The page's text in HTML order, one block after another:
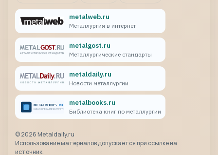
metalweb.ru
Металлургия в интернет
metalgost.ru
Металлургические стандарты
metaldaily.ru
Новости металлургии
metalbooks.ru
Библиотека книг по металлургии
©2026 Metaldaily.ru
Использование материалов допускается при ссылке на
источник.